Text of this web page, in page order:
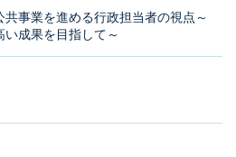
共事業を進める行政担当者の視点～
成果を目指して～